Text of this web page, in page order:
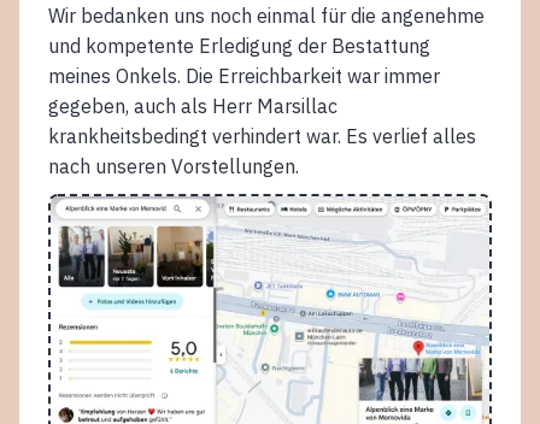
Wir bedanken uns noch einmal für die angenehme
und kompetente Erledigung der Bestattung
meines Onkels. Die Erreichbarkeit war immer
gegeben, auch als Herr Marsillac
krankheitsbedingt verhindert war. Es verlief alles
nach unseren Vorstellungen.